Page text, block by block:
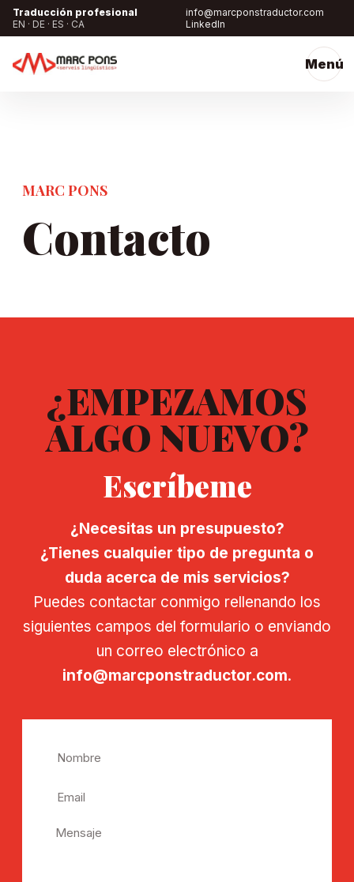
Traducción profesional
EN · DE · ES · CA
info@marcponstraductor.com
LinkedIn
Menú
MARC PONS
Contacto
¿EMPEZAMOS
ALGO NUEVO?
Escríbeme
¿Necesitas un presupuesto?
¿Tienes cualquier tipo de pregunta o
duda acerca de mis servicios?
Puedes contactar conmigo rellenando los
siguientes campos del formulario o enviando
un correo electrónico a
info@marcponstraductor.com.